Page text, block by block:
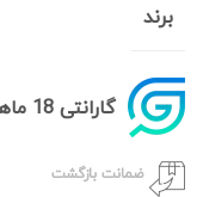
برند
گارانتی 18 ماهه
ضمانت بازگشت